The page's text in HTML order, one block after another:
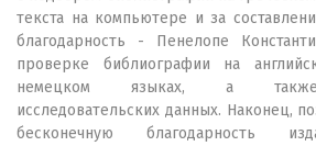
текста на компьютере и за
благодарность - Пенелопе
проверке библиографии на
немецком языках, а также
исследовательских данных. Наконец,
бесконечную благодарность